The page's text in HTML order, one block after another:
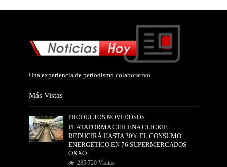
Una experiencia de periodismo colaborativo
Más Vistas
PRODUCTOS NOVEDOSOS
PLATAFORMA CHILENA CLICKIE
REDUCIRÁ HASTA 20% EL CONSUMO
ENERGÉTICO EN 76 SUPERMERCADOS
OXXO
285.720 Visitas